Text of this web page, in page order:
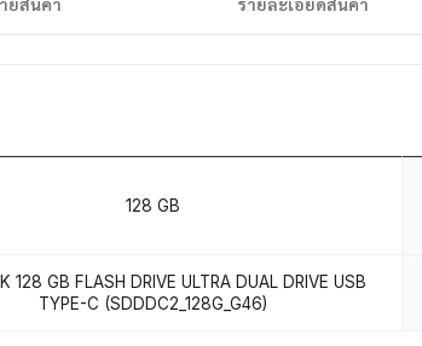
128 GB
128 GB FLASH DRIVE ULTRA DUAL DRIVE USB
TYPE-C (SDDDC2_128G_G46)